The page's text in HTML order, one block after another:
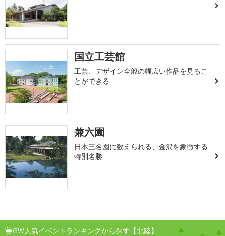
国立工芸館
工芸、デザイン全般の幅広い作品を見るこ
とができる
兼六園
日本三名園に数えられる、金沢を象徴する
特別名勝
GW人気イベントランキングから探す【北陸】